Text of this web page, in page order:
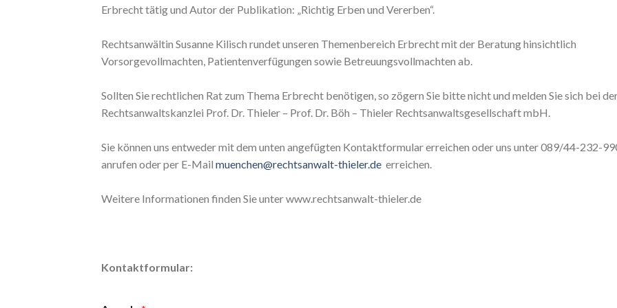
Erbrecht tätig und Autor der Publikation: „Richtig Erben und Vererben“.
Rechtsanwältin Susanne Kilisch rundet unseren Themenbereich Erbrecht mit der Beratung hinsichtlich
Vorsorgevollmachten, Patientenverfügungen sowie Betreuungsvollmachten ab.
Sollten Sie rechtlichen Rat zum Thema Erbrecht benötigen, so zögern Sie bitte nicht und melden Sie sich bei
Rechtsanwaltskanzlei Prof. Dr. Thieler – Prof. Dr. Böh – Thieler Rechtsanwaltsgesellschaft mbH.
Sie können uns entweder mit dem unten angefügten Kontaktformular erreichen oder uns unter 089/44-232-
anrufen oder per E-Mail muenchen@rechtsanwalt-thieler.de erreichen.
Weitere Informationen finden Sie unter www.rechtsanwalt-thieler.de
Kontaktformular: